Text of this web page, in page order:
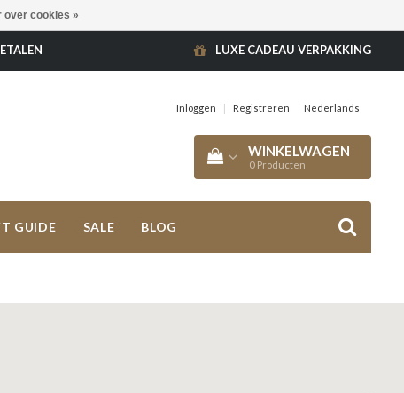
LUXE CADEAU VERPAKKING
Inloggen | Registreren Nederlands
WINKELWAGEN
0 Producten
GUIDE SALE BLOG
over cookies »